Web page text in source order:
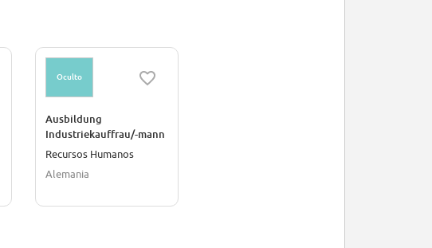
Oculto
Ausbildung
Industriekauffrau/-mann
Recursos Humanos
Alemania